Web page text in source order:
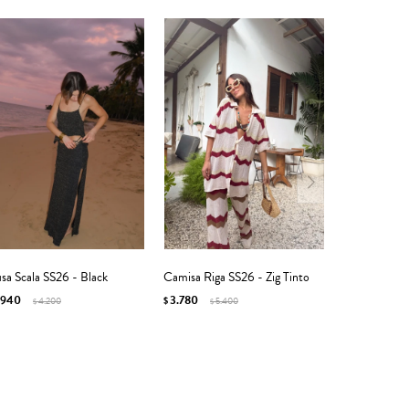
Scala SS26 - Black
$4.200
Camisa Riga SS26 - Zig Tinto
$3.780 $5.400